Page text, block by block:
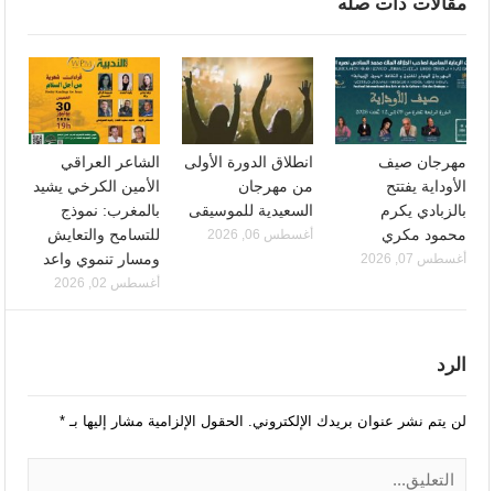
مهرجان صيف
الأوداية يفتتح
بالزبادي يكرم
محمود مكري
أغسطس 07, 2026
انطلاق الدورة الأولى
من مهرجان
السعيدية للموسيقى
أغسطس 06, 2026
الشاعر العراقي
الأمين الكرخي يشيد
بالمغرب: نموذج
للتسامح والتعايش
ومسار تنموي واعد
أغسطس 02, 2026
الرد
لن يتم نشر عنوان بريدك الإلكتروني. الحقول الإلزامية مشار إليها بـ*